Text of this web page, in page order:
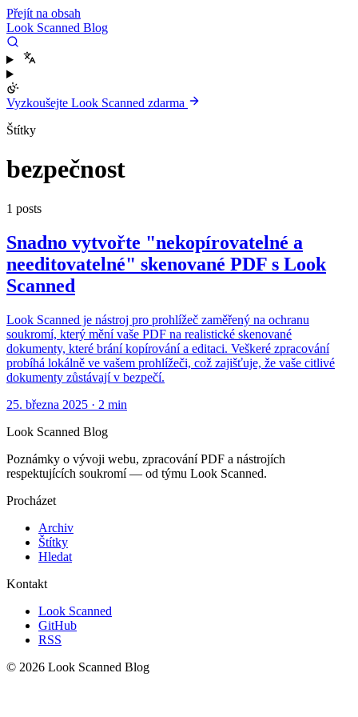
Přejít na obsah
Look Scanned Blog
Vyzkoušejte Look Scanned zdarma
Štítky
bezpečnost
1 posts
Snadno vytvořte "nekopírovatelné a
needitovatelné" skenované PDF s Look
Scanned
Look Scanned je nástroj pro prohlížeč zaměřený na ochranu
soukromí, který mění vaše PDF na realistické skenované
dokumenty, které brání kopírování a editaci. Veškeré zpracování
probíhá lokálně ve vašem prohlížeči, což zajišťuje, že vaše citlivé
dokumenty zůstávají v bezpečí.
25. března 2025 · 2 min
Look Scanned Blog
Poznámky o vývoji webu, zpracování PDF a nástrojích
respektujících soukromí — od týmu Look Scanned.
Procházet
Archiv
Štítky
Hledat
Kontakt
Look Scanned
GitHub
RSS
© 2026 Look Scanned Blog